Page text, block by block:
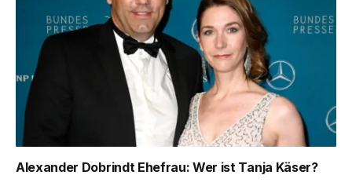
Alexander Dobrindt Ehefrau: Wer ist Tanja Käser?